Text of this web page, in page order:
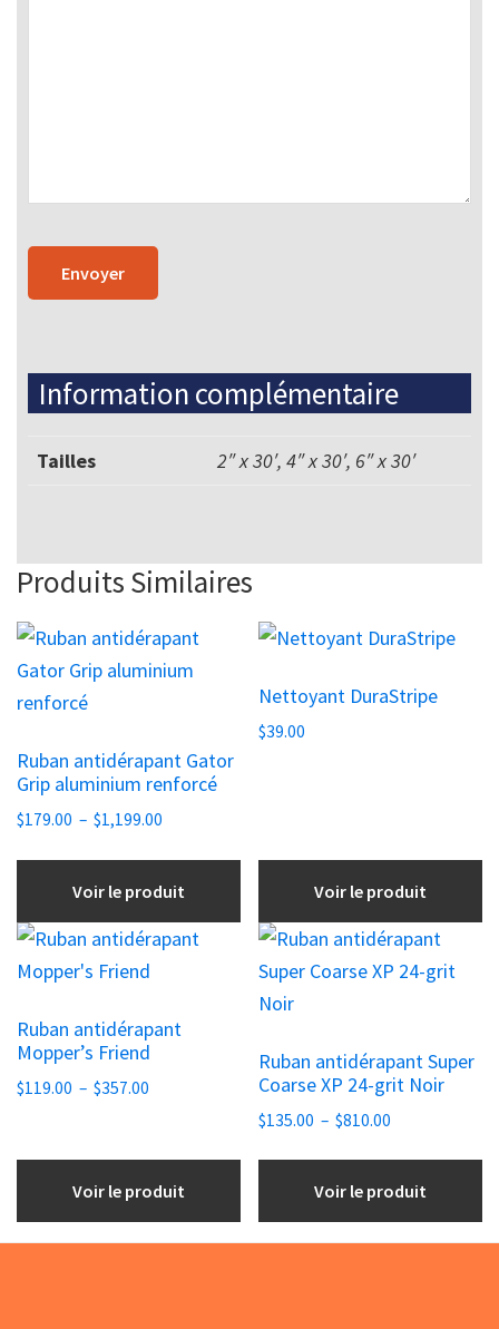
Information complémentaire
Tailles 2″ x 30′, 4″ x 30′, 6″ x 30′
Produits Similaires
Ruban antidérapant Gator
Grip aluminium renforcé
$179.00 – $1,199.00
$179.00
à
$1,199.00
Voir le produit
Ce
produit
a
variations.
Les
options
peuvent
choisies
sur
page
du
produit
Nettoyant DuraStripe
$39.00
Voir le produit
Ruban antidérapant
Mopper’s Friend
$119.00 – $357.00
à
$357.00
Voir le produit
Ce
produit
plusieurs
variations.
Les
peuvent
choisies
Ruban antidérapant Super
Coarse XP 24-grit Noir
$135.00 – $810.00
$135.00
Voir le produit
Ce
produit
a
variations.
Les
options
peuvent
choisies